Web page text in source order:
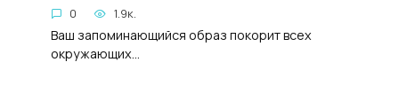
0 1.9к.
Ваш запоминающийся образ покорит всех
окружающих...